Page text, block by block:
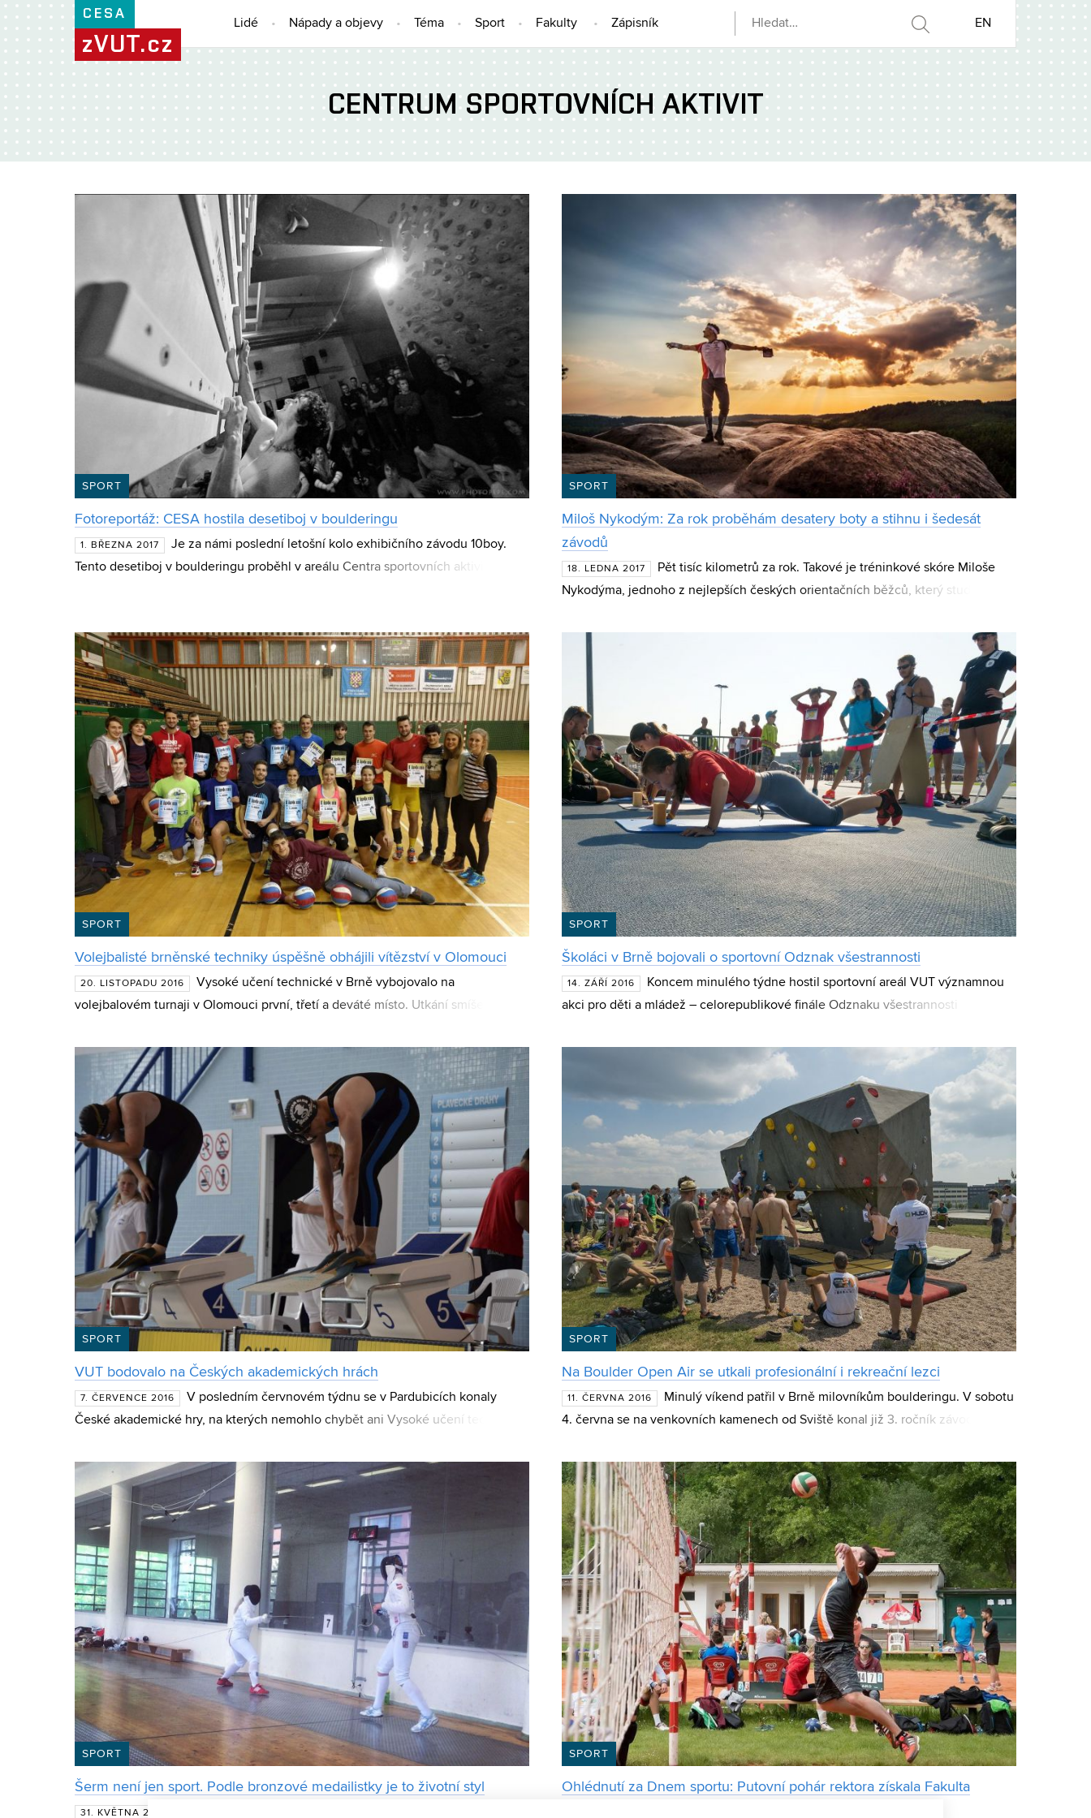
CESA
zVUT.cz
Lidé Nápady a objevy Téma Sport Fakulty Zápisník EN
CENTRUM SPORTOVNÍCH AKTIVIT
SPORT
Fotoreportáž: CESA hostila desetiboj v boulderingu
1. BŘEZNA 2017
Je za námi poslední letošní kolo exhibičního závodu 10boy.
Tento desetiboj v boulderingu proběhl v areálu Centra sportovních aktivit VUT v
SPORT
Miloš Nykodým: Za rok proběhám desatery boty a stihnu i šedesát
závodů
18. LEDNA 2017
Pět tisíc kilometrů za rok. Takové je tréninkové skóre Miloše
Nykodýma, jednoho z nejlepších českých orientačních běžců, který studuje na
SPORT
Volejbalisté brněnské techniky úspěšně obhájili vítězství v Olomouci
20. LISTOPADU 2016
Vysoké učení technické v Brně vybojovalo na
volejbalovém turnaji v Olomouci první, třetí a deváté místo. Utkání smíšených
SPORT
Školáci v Brně bojovali o sportovní Odznak všestrannosti
14. ZÁŘÍ 2016
Koncem minulého týdne hostil sportovní areál VUT významnou
akci pro děti a mládež – celorepublikové finále Odznaku všestrannosti
SPORT
VUT bodovalo na Českých akademických hrách
7. ČERVENCE 2016
V posledním červnovém týdnu se v Pardubicích konaly
České akademické hry, na kterých nemohlo chybět ani Vysoké učení technické.
SPORT
Na Boulder Open Air se utkali profesionální i rekreační lezci
11. ČERVNA 2016
Minulý víkend patřil v Brně milovníkům boulderingu. V sobotu
4. června se na venkovních kamenech od Sviště konal již 3. ročník závodu
SPORT
Šerm není jen sport. Podle bronzové medailistky je to životní styl
31. KVĚTNA 2016
SPORT
Ohlédnutí za Dnem sportu: Putovní pohár rektora získala Fakulta